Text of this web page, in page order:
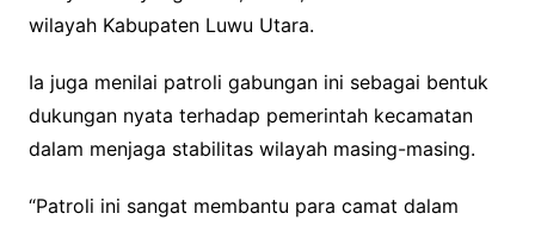
wilayah Kabupaten Luwu Utara.
Ia juga menilai patroli gabungan ini sebagai bentuk
dukungan nyata terhadap pemerintah kecamatan
dalam menjaga stabilitas wilayah masing-masing.
“Patroli ini sangat membantu para camat dalam